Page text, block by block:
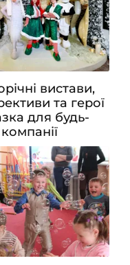
вистави,
та герої
для будь-